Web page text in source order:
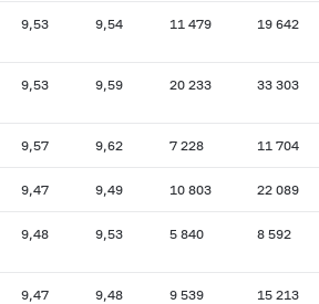
9,53 9,54 11 479 19 642
9,53 9,59 20 233 33 303
9,57 9,62 7 228 11 704
9,47 9,49 10 803 22 089
9,48 9,53 5 840 8 592
9,47 9,48 9 539 15 213